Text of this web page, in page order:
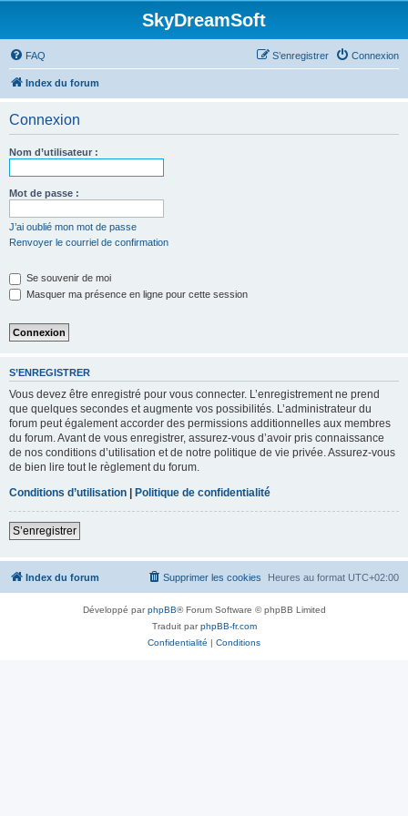
SkyDreamSoft
FAQ Connexion
S’enregistrer
Index du forum
Connexion
Nom d’utilisateur :
Mot de passe :
J’ai oublié mon mot de passe
Renvoyer le courriel de confirmation
Se souvenir de moi
Masquer ma présence en ligne pour cette session
S’ENREGISTRER
Vous devez être enregistré pour vous connecter. L’enregistrement ne prend
que quelques secondes et augmente vos possibilités. L’administrateur du
forum peut également accorder des permissions additionnelles aux membres
du forum. Avant de vous enregistrer, assurez-vous d’avoir pris connaissance
de nos conditions d’utilisation et de notre politique de vie privée. Assurez-vous
de bien lire tout le règlement du forum.
Conditions d’utilisation | Politique de confidentialité
S’enregistrer
Index du forum Heures au format UTC+02:00
Supprimer les cookies
Développé parphpBB® Forum Software © phpBB Limited
Traduit parphpBB-fr.com
Confidentialité | Conditions